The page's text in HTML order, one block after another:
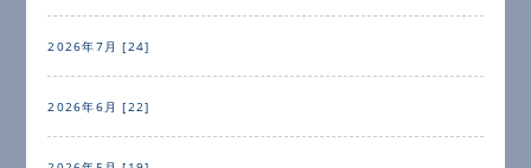
2026年7月 [24]
2026年6月 [22]